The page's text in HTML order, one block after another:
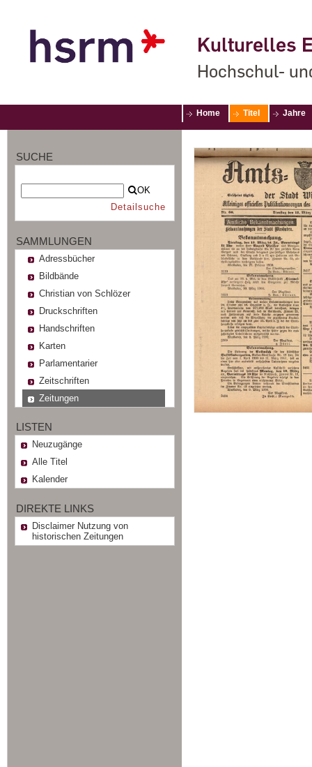
Kulturelles
Hochschul-
Home Titel Jahre
SUCHE
OK
Detailsuche
SAMMLUNGEN
Adressbücher
Bildbände
Christian von Schlözer
Druckschriften
Handschriften
Karten
Parlamentarier
Zeitschriften
Zeitungen
LISTEN
Neuzugänge
Alle Titel
Kalender
DIREKTE LINKS
Disclaimer Nutzung von
historischen Zeitungen